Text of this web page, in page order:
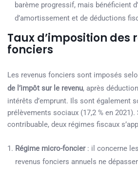
barème progressif, mais bénéficient
d’amortissement et de déductions
Taux d’imposition des
fonciers
Les revenus fonciers sont imposés
de l’impôt sur le revenu, après
intérêts d’emprunt. Ils sont également
prélèvements sociaux (17,2 % en
contribuable, deux régimes fiscaux
Régime micro-foncier: il concerne
revenus fonciers annuels ne